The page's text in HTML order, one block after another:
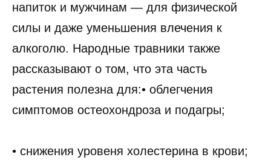
напиток и мужчинам — для физической
силы и даже уменьшения влечения к
алкоголю. Народные травники также
рассказывают о том, что эта часть
растения полезна для:• облегчения
симптомов остеохондроза и подагры;
• снижения уровеня холестерина в крови;